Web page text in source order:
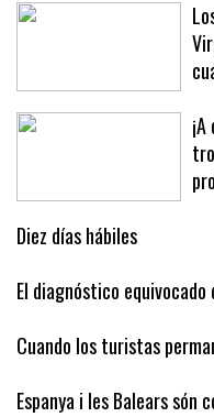
Diez días hábiles
El diagnóstico equivocado
Cuando los turistas
Espanya i les Balears són